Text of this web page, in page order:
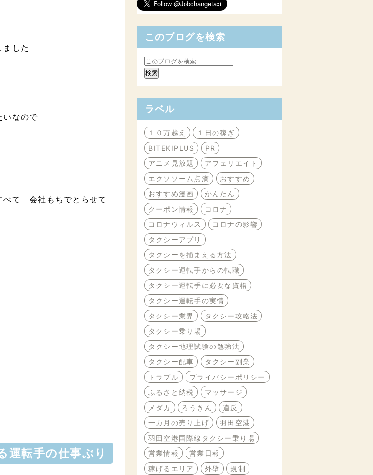
した
いなので
べて 会社もちでとらせて
転手の仕事ぶり
このブログを検索
ラベル
１０万越え
１日の稼ぎ
BITEKIPLUS
PR
アニメ見放題
アフェリエイト
エクソソーム点滴
おすすめ
おすすめ漫画
かんたん
クーポン情報
コロナ
コロナウィルス
コロナの影響
タクシーアプリ
タクシーを捕まえる方法
タクシー運転手からの転職
タクシー運転手に必要な資格
タクシー運転手の実情
タクシー業界
タクシー攻略法
タクシー乗り場
タクシー地理試験の勉強法
タクシー配車
タクシー副業
トラブル
プライバシーポリシー
ふるさと納税
マッサージ
メダカ
ろうきん
違反
一カ月の売り上げ
羽田空港
羽田空港国際線タクシー乗り場
営業情報
営業日報
稼げるエリア
外壁
規制